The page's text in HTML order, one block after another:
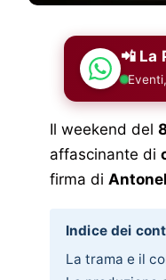
📲 La
Il weekend del
affascinante di
firma di
Indice dei
La trama e il